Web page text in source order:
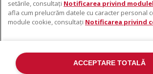
Accesorii pentru produse
De unde cumpărați
Localizator centre de service
Contacte
setările, consultați Notificarea privind
afla cum prelucrăm datele cu caracter personal
module cookie, consultați Notificarea privind
ACCEPTARE TOTALĂ